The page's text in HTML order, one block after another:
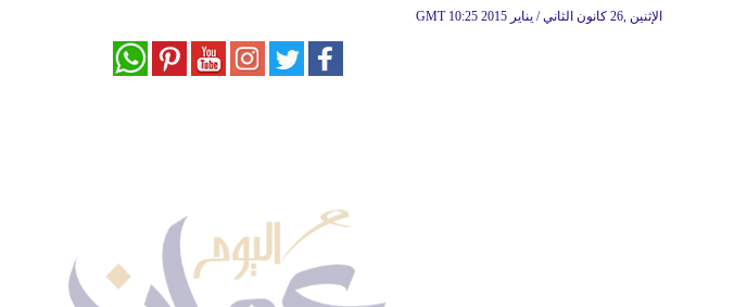
GMT 10:25 2015 الإثنين ,26 كانون الثاني / يناير